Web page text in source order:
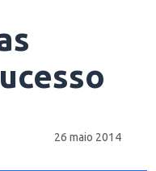
26 maio 2014